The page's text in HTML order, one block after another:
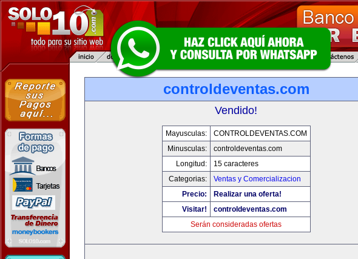
controldeventas.com
Vendido!
Mayusculas:
CONTROLDEVENTAS.COM
Minusculas:
controldeventas.com
Longitud:
15 caracteres
Categorias:
Ventas y Comercializacion
Precio:
Realizar una oferta!
Visitar!
controldeventas.com
Serán consideradas ofertas